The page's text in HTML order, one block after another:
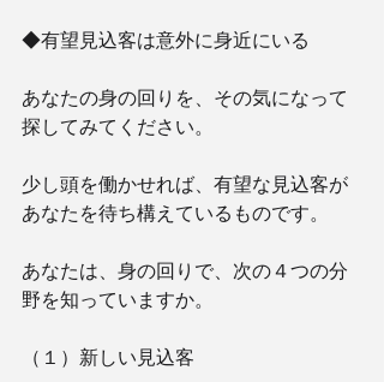
◆有望見込客は意外に身近にいる
あなたの身の回りを、その気になって
探してみてください。
少し頭を働かせれば、有望な見込客が
あなたを待ち構えているものです。
あなたは、身の回りで、次の４つの分
野を知っていますか。
（１）新しい見込客